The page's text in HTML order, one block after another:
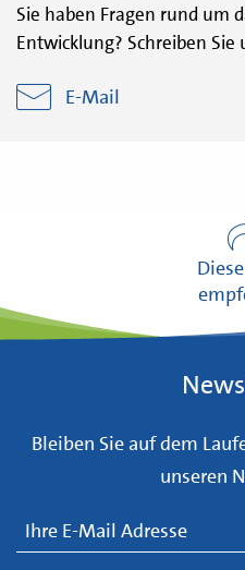
Sie haben Fragen rund um
Entwicklung? Schreiben Sie
E-Mail
Bleiben Sie auf dem
unseren